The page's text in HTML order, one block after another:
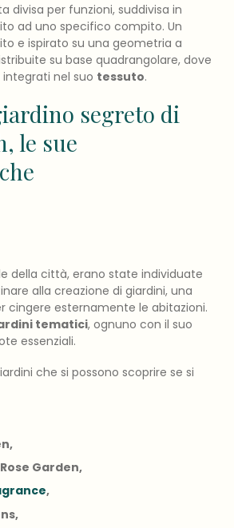
divisa per funzioni, suddivisa in
ad uno specifico compito. Un
e ispirato su una geometria a
su base quadrangolare, dove
integrati nel suo tessuto.
segreto di
le sue
della città, erano state individuate
alla creazione di giardini, una
cingere esternamente le abitazioni.
tematici, ognuno con il suo
essenziali.
che si possono scoprire se si
Garden,
,